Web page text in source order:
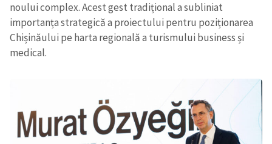
noului complex. Acest gest tradițional a subliniat
importanța strategică a proiectului pentru poziționarea
Chișinăului pe harta regională a turismului business și
medical.